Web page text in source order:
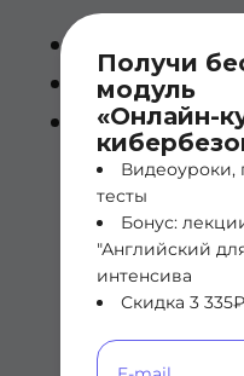
Получи
модуль
«Онлайн-
Видеоуроки,
тесты
Бонус:
"Английский
интенсива
Скидка 3
диагностика;
профилактика;
лечение.
В первом
все места на
носителях.
являются те
чаще всего